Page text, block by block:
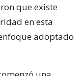
que existe
en esta
adoptado